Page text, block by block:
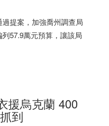
提案，加強喬州調查局
57.9萬元預算，讓該局
援烏克蘭 400
到